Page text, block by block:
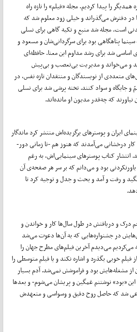
را پیدا کردیم. مجله «فیلم» را تازه راه
در دفترش می‌گذراند و خیلی زود معلوم شد که
است. مجله شد منبع و تکیه گاهی برای نسلی
پناهگاهی بود برای سرگردانی‌شان و مسعود و
اساسی شد برای رشد مداوم این معنا. حافظه‌ای
و می‌خواند و مدیریت بی‌تعصب و بی‌پیش
متعددی از نویسندگان و منتقدان تازه نفس، در
جایگاه و سواد کنند. تخته پرشی شد برای نسلی
که چه‌قدر مدیون او مانده‌اند.
ایران و پوسترهای برگزیده‌اش منتشر کرد ماندگار
درخشانی می‌آمدند که هنوز هم -تا زمانی دور-
انتشار کتاب پوسترهای سینمایی‌اش، به رغم
بود و می‌دانم که بر سر هر صفحه‌ی آن
و رفت و آمد و بحث و جدل و توجیه کرد تا
درک و دریافتش در طول سال‌ها کار و خواندن و
در جشنواره‌هایی که به آن‌ها دعوت می‌شد
می‌دیدم آخرین فیلم‌های مطرح جهان را
خوبی بگذرد و اشاره نکند و یا فیلم متوسطی را
مشغله‌هایش بود و فراموشش نمی‌شد. آدم بسیار
«بود» نوشتنم غمگین و پریشان می‌شوم- و بعدها
شد که حاصل روح دقیق و وسواسی و متعهدش